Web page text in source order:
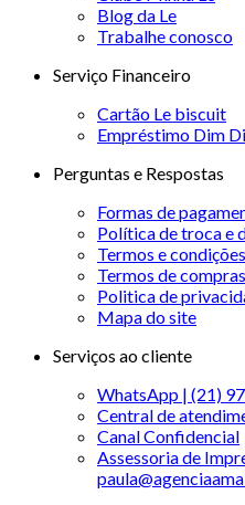
Blog da Le
Trabalhe conosco
Serviço Financeiro
Cartão Le biscuit
Empréstimo Dim
Perguntas e Respostas
Formas de
Política de troca e
Termos e
Termos de
Politica de
Mapa do site
Serviços ao cliente
WhatsApp | (21)
Central de
Canal Confidencial
Assessoria de